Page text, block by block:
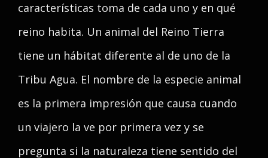
características toma de cada uno y en qué
reino habita. Un animal del Reino Tierra
tiene un hábitat diferente al de uno de la
Tribu Agua. El nombre de la especie animal
es la primera impresión que causa cuando
un viajero la ve por primera vez y se
pregunta si la naturaleza tiene sentido del